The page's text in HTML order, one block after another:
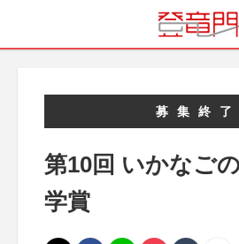
募集終了
第10回 いかなご
学賞